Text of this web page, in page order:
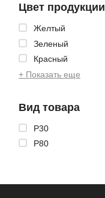
Цвет продукции
Желтый
Зеленый
Красный
+ Показать еще
Вид товара
P30
P80